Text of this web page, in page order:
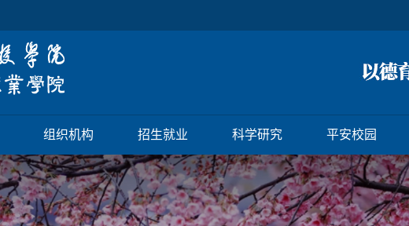
组织机构 招生就业 科学研究 平安校园